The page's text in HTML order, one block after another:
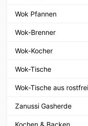
Wok Pfannen
Wok-Brenner
Wok-Kocher
Wok-Tische
Wok-Tische aus
Zanussi Gasherde
Kochen & Backen